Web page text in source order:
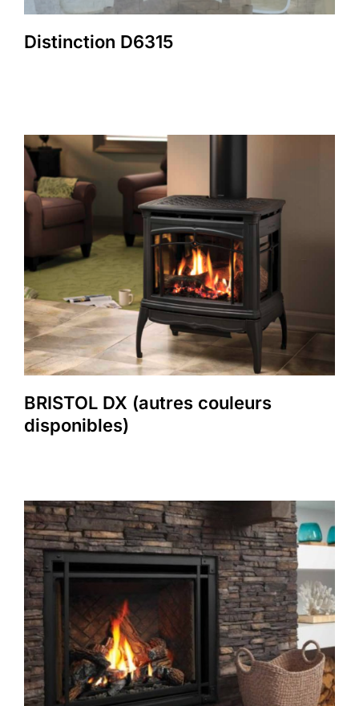
Distinction D6315
BRISTOL DX (autres couleurs
disponibles)